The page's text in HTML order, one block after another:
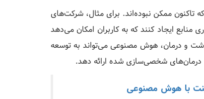
ممکن نبوده‌اند. برای مثال، شرکت‌های
منابع ایجاد کنند که به کاربران امکان می‌دهد
و درمان، هوش مصنوعی می‌تواند به توسعه
درمان‌های شخصی‌سازی شده ارائه دهد.
با هوش مصنوعی